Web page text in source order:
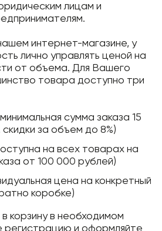
лицам и
интернет-магазине, у
лично управлять ценой на
от объема. Для Вашего
товара доступно три
сумма заказа 15
за объем до 8%)
на всех товарах на
от 100 000 рублей)
цена на конкретный
коробке)
корзину в необходимом
регистрацию и оформляйте